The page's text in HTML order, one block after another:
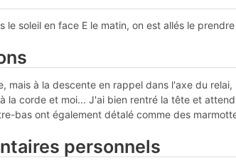
le soleil en face E le matin, on est allés le
mais à la descente en rappel dans l'axe du
la corde et moi... J'ai bien rentré la tête et
bas ont également détalé comme des
personnels